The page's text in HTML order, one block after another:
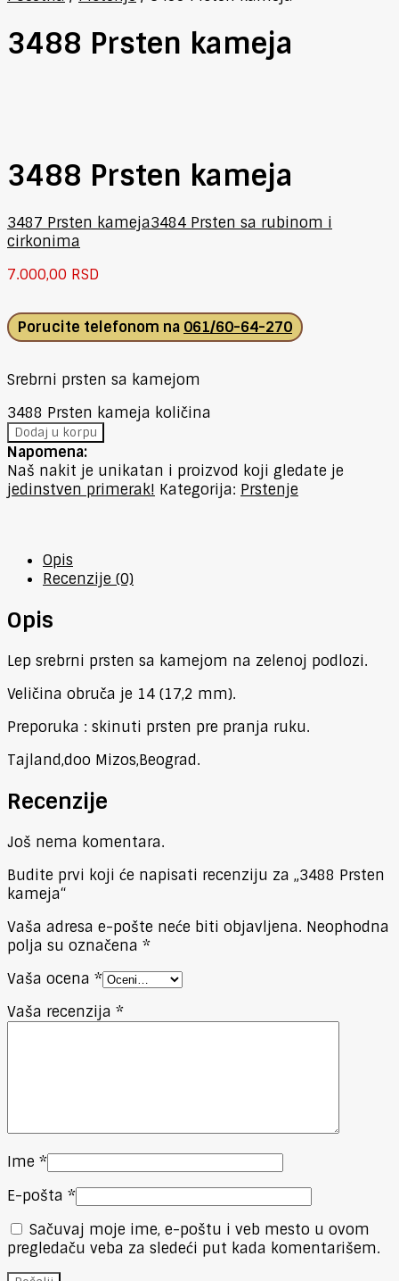
3488 Prsten kameja
3488 Prsten kameja
3487 Prsten kameja3484 Prsten sa rubinom i
cirkonima
7.000,00 RSD
Porucite telefonom na 061/60-64-270
Srebrni prsten sa kamejom
3488 Prsten kameja količina
Dodaj u korpu
Napomena:
Naš nakit je unikatan i proizvod koji gledate je
jedinstven primerak! Kategorija: Prstenje
Opis
Recenzije (0)
Opis
Lep srebrni prsten sa kamejom na zelenoj podlozi.
Veličina obruča je 14 (17,2 mm).
Preporuka : skinuti prsten pre pranja ruku.
Tajland,doo Mizos,Beograd.
Recenzije
Još nema komentara.
Budite prvi koji će napisati recenziju za „3488 Prsten
kameja“
Vaša adresa e-pošte neće biti objavljena. Neophodna
polja su označena *
Vaša ocena *
Vaša recenzija *
Ime *
E-pošta *
Sačuvaj moje ime, e-poštu i veb mesto u ovom
pregledaču veba za sledeći put kada komentarišem.